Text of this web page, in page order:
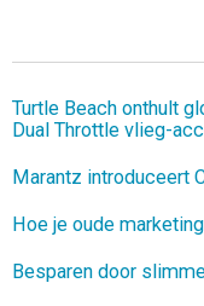
Turtle Beach onthult
Dual Throttle vlieg-
Marantz introduceert
Hoe je oude
Besparen door